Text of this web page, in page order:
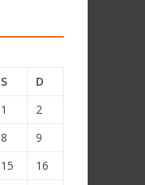
S
D
1
2
8
9
15
16